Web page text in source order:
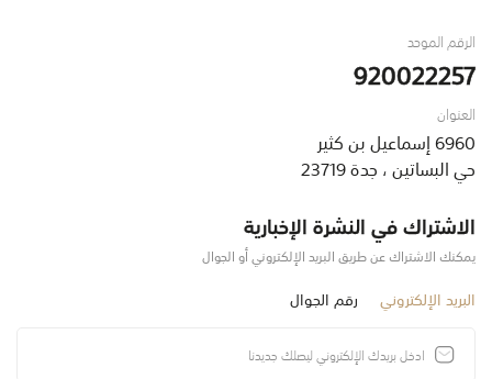
الرقم الموحد
920022257
العنوان
6960 إسماعيل بن كثير
حي البساتين ، جدة 23719
الاشتراك في النشرة الإخبارية
يمكنك الاشتراك عن طريق البريد الإلكتروني أو الجوال
البريد الإلكتروني رقم الجوال